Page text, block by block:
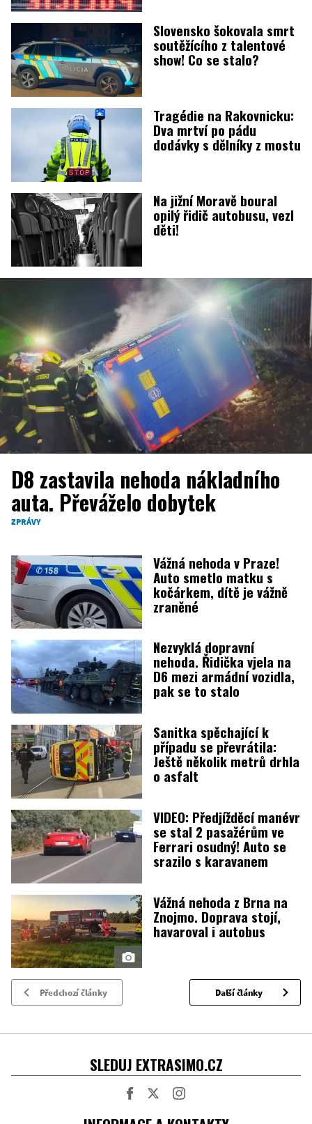
Slovensko šokovala smrt
soutěžícího z talentové
show! Co se stalo?
Tragédie na Rakovnicku:
Dva mrtví po pádu
dodávky s dělníky z mostu
Na jižní Moravě boural
opilý řidič autobusu, vezl
děti!
D8 zastavila nehoda nákladního
auta. Převáželo dobytek
ZPRÁVY
Vážná nehoda v Praze!
Auto smetlo matku s
kočárkem, dítě je vážně
zraněné
Nezvyklá dopravní
nehoda. Řidička vjela na
D6 mezi armádní vozidla,
pak se to stalo
Sanitka spěchající k
případu se převrátila:
Ještě několik metrů drhla
o asfalt
VIDEO: Předjížděcí manévr
se stal 2 pasažérům ve
Ferrari osudný! Auto se
srazilo s karavanem
Vážná nehoda z Brna na
Znojmo. Doprava stojí,
havaroval i autobus
Předchozí články Další články
SLEDUJ EXTRASIMO.CZ